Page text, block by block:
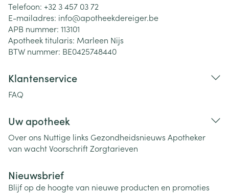
Telefoon: +32 3 457 03 72
E-mailadres: info@apotheekdereiger.be
APB nummer: 113101
Apotheek titularis: Marleen Nijs
BTW nummer: BE0425748440
Klantenservice
FAQ
Uw apotheek
Over ons Nuttige links Gezondheidsnieuws Apotheker
van wachtVoorschriftZorgtarieven
Nieuwsbrief
Blijf op de hoogte van nieuwe producten en promoties